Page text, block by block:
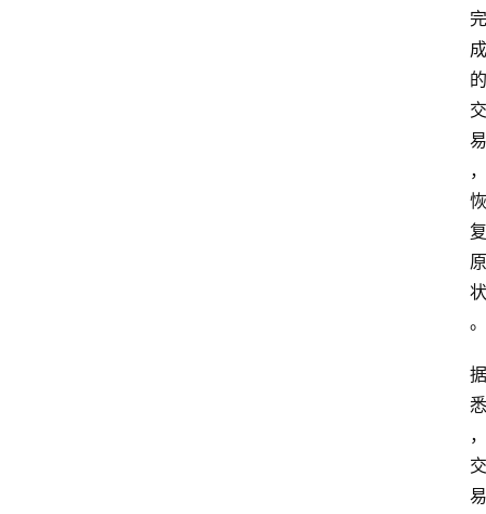
完
成
的
交
易
，
恢
复
原
状
。
据
悉
，
交
易